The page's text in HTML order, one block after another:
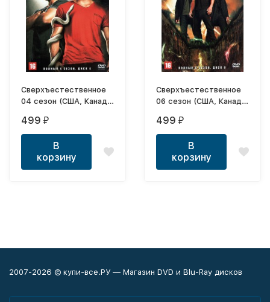
Сверхъестественное
04 сезон (США, Канада,
22 серии)
499 ₽
В
корзину
Сверхъестественное
06 сезон (США, Канада,
22 серии)
499 ₽
В
корзину
2007-2026 © купи-все.РУ — Магазин DVD и Blu-Ray дисков